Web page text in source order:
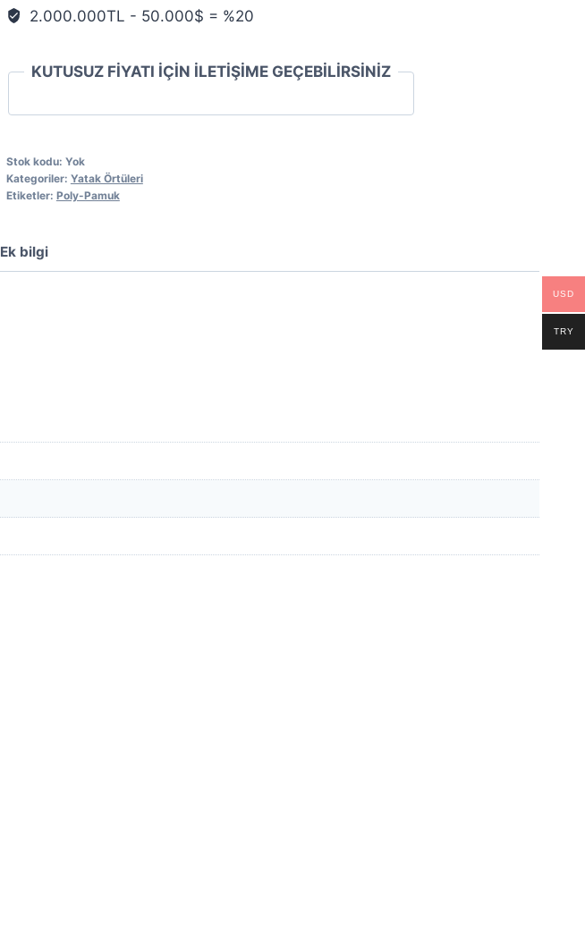
2.000.000TL - 50.000$ = %20
KUTUSUZ FİYATI İÇİN İLETİŞİME GEÇEBİLİRSİNİZ
Stok kodu: Yok
Kategoriler: Yatak Örtüleri
Etiketler: Poly-Pamuk
Ek bilgi
USD
TRY